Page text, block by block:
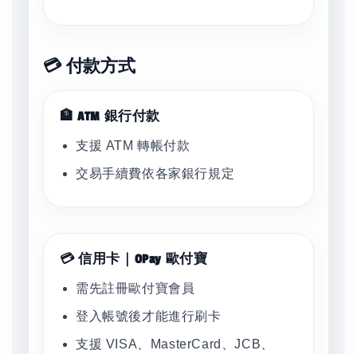
💳 付款方式
🏦 ATM 銀行付款
支援 ATM 轉帳付款
交易手續費依各家銀行規定
💳 信用卡｜OPay 歐付寶
需先註冊歐付寶會員
登入帳號後才能進行刷卡
支援 VISA、MasterCard、JCB、